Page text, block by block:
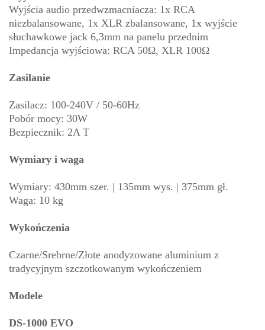
Wyjścia audio przedwzmacniacza: 1x RCA
niezbalansowane, 1x XLR zbalansowane, 1x wyjście
słuchawkowe jack 6,3mm na panelu przednim
Impedancja wyjściowa: RCA 50Ω, XLR 100Ω
Zasilanie
Zasilacz: 100-240V / 50-60Hz
Pobór mocy: 30W
Bezpiecznik: 2A T
Wymiary i waga
Wymiary: 430mm szer. | 135mm wys. | 375mm gł.
Waga: 10 kg
Wykończenia
Czarne/Srebrne/Złote anodyzowane aluminium z
tradycyjnym szczotkowanym wykończeniem
Modele
DS-1000 EVO